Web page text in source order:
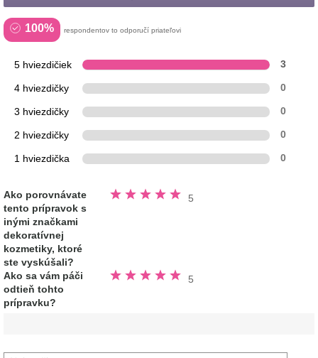
100% respondentov to odporučí priateľovi
5 hviezdičiek 3
4 hviezdičky 0
3 hviezdičky 0
2 hviezdičky 0
1 hviezdička 0
Ako porovnávate
tento prípravok s
inými značkami
dekoratívnej
kozmetiky, ktoré
ste vyskúšali?
5
Hodnotené
5.0
Ako sa vám páči
odtieň tohto
prípravku?
5
Hodnotené
5.0